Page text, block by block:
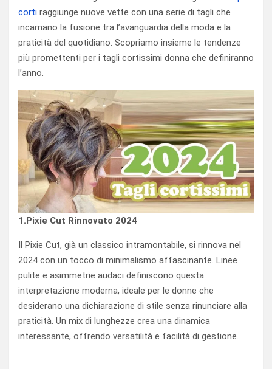
corti raggiunge nuove vette con una serie di tagli che
incarnano la fusione tra l’avanguardia della moda e la
praticità del quotidiano. Scopriamo insieme le tendenze
più promettenti per i tagli cortissimi donna che definiranno
l’anno.
1.Pixie Cut Rinnovato 2024
Il Pixie Cut, già un classico intramontabile, si rinnova nel
2024 con un tocco di minimalismo affascinante. Linee
pulite e asimmetrie audaci definiscono questa
interpretazione moderna, ideale per le donne che
desiderano una dichiarazione di stile senza rinunciare alla
praticità. Un mix di lunghezze crea una dinamica
interessante, offrendo versatilità e facilità di gestione.